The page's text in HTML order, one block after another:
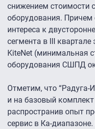
снижением стоимости
оборудования.
интереса к
сегмента в III квартале
KiteNet (минимальная
оборудования СШПД
Отметим, что “Радуга-
и на базовый
распространив опыт
сервис в Ка-